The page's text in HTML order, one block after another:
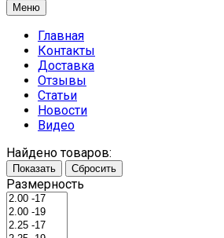
Меню
Главная
Контакты
Доставка
Отзывы
Статьи
Новости
Видео
Найдено товаров:
Показать Сбросить
Размерность